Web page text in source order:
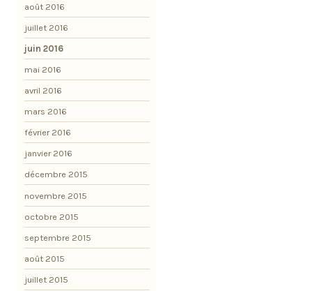
août 2016
juillet 2016
juin 2016
mai 2016
avril 2016
mars 2016
février 2016
janvier 2016
décembre 2015
novembre 2015
octobre 2015
septembre 2015
août 2015
juillet 2015